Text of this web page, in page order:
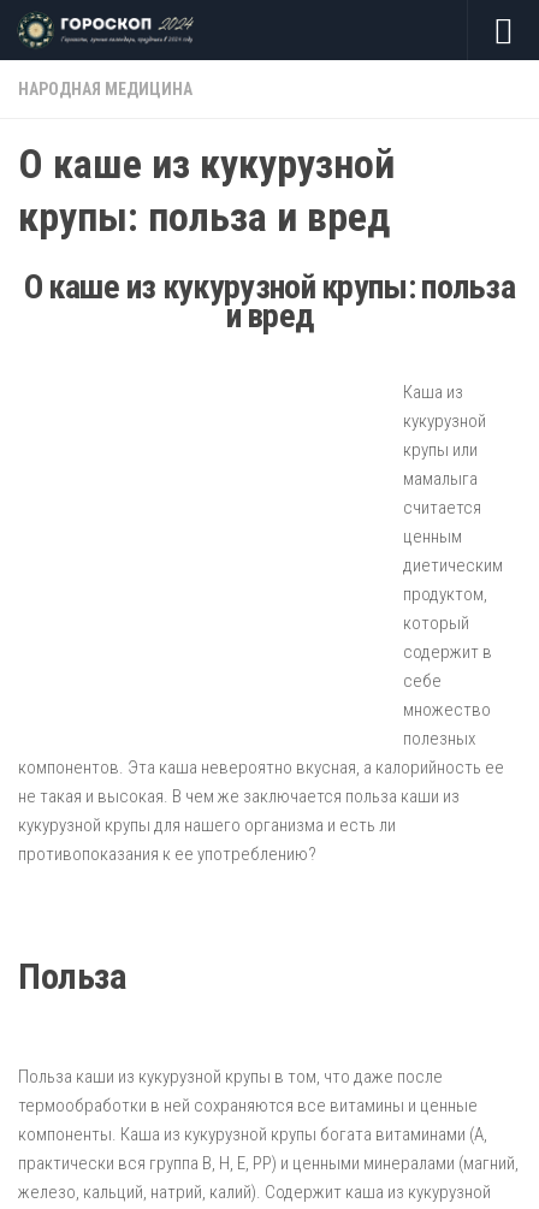
Skip to content
НАРОДНАЯ МЕДИЦИНА
О каше из кукурузной
крупы: польза и вред
О каше из кукурузной крупы: польза
и вред
Каша из
кукурузной
крупы или
мамалыга
считается
ценным
диетическим
продуктом,
который
содержит в
себе
множество
полезных
компонентов. Эта каша невероятно вкусная, а калорийность ее
не такая и высокая. В чем же заключается польза каши из
кукурузной крупы для нашего организма и есть ли
противопоказания к ее употреблению?
Польза
Польза каши из кукурузной крупы в том, что даже после
термообработки в ней сохраняются все витамины и ценные
компоненты. Каша из кукурузной крупы богата витаминами (А,
практически вся группа В, Н, Е, РР) и ценными минералами (магний,
железо, кальций, натрий, калий). Содержит каша из кукурузной